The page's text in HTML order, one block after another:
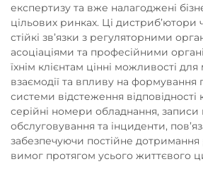
експертизу та вже налагоджені
цільових ринках. Ці дистриб’ютори
стійкі зв’язки з регуляторними
асоціаціями та професійними
їхнім клієнтам цінні можливості
взаємодії та впливу на формування
системи відстеження
серійні номери обладнання, записи
обслуговування та інциденти,
забезпечуючи постійне дотримання
вимог протягом усього життєвого